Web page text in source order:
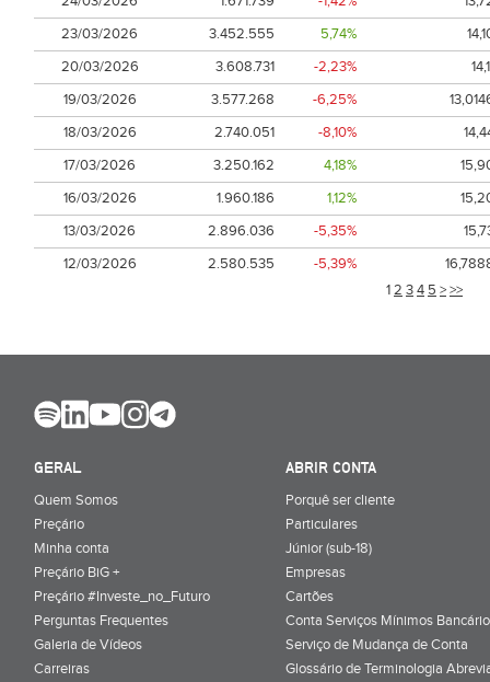
12 34 5 >>>
23/03/2026
3.452.555 5,74%
20/03/2026
3.608.731 -2,23%
19/03/2026
3.577.268 -6,25%
18/03/2026
2.740.051 -8,10%
17/03/2026
3.250.162 4,18%
16/03/2026
1.960.186 1,12%
13/03/2026
2.896.036 -5,35%
12/03/2026
2.580.535 -5,39%
GERAL
Quem Somos
Preçário
Minha conta
Preçário BiG +
Preçário #Investe_no_Futuro
Perguntas Frequentes
Galeria de Vídeos
Carreiras
ABRIR CONTA
Porquê ser cliente
Particulares
Júnior (sub-18)
Empresas
Cartões
Conta Serviços Mínimos
Serviço de Mudança de Conta
Glossário de Terminologia